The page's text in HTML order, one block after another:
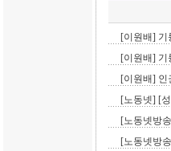
[이원배] 기
[이원배] 기
[이원배] 인
[노동넷] [
[노동넷방
[노동넷방